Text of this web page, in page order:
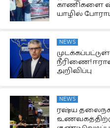
காணிகளை
யாழில்
NEWS
நீரிணை!
அறிவிப்பு
NEWS
ரஷ்ய